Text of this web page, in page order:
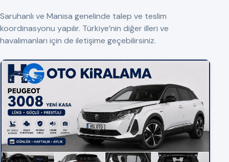
Saruhanlı ve Manisa genelinde talep ve teslim
koordinasyonu yapılır. Türkiye’nin diğer illeri ve
havalimanları için de iletişime geçebilirsiniz.